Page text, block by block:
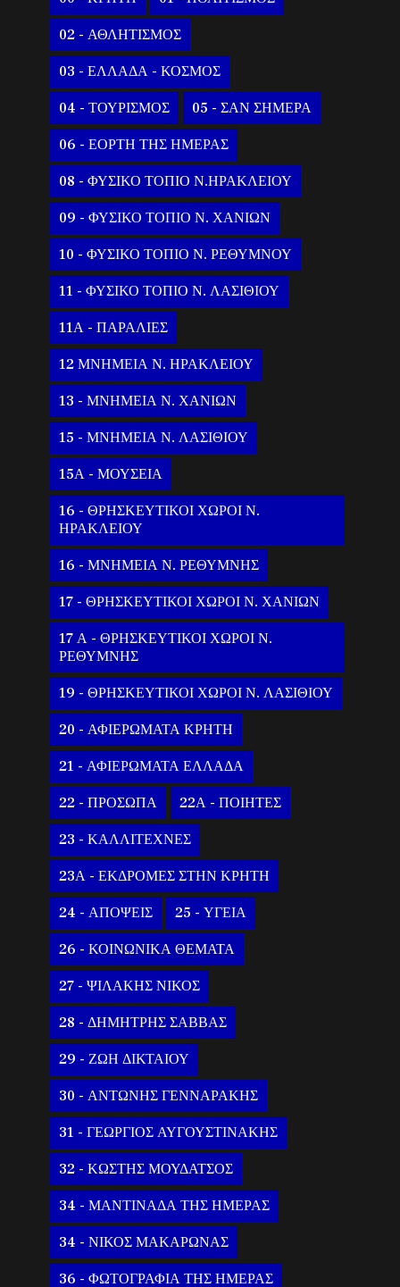
02 - ΑΘΛΗΤΙΣΜΟΣ
03 - ΕΛΛΑΔΑ - ΚΟΣΜΟΣ
04 - ΤΟΥΡΙΣΜΟΣ 05 - ΣΑΝ ΣΗΜΕΡΑ
06 - ΕΟΡΤΗ ΤΗΣ ΗΜΕΡΑΣ
08 - ΦΥΣΙΚΟ ΤΟΠΙΟ Ν.ΗΡΑΚΛΕΙΟΥ
09 - ΦΥΣΙΚΟ ΤΟΠΙΟ Ν. ΧΑΝΙΩΝ
10 - ΦΥΣΙΚΟ ΤΟΠΙΟ Ν. ΡΕΘΥΜΝΟΥ
11 - ΦΥΣΙΚΟ ΤΟΠΙΟ Ν. ΛΑΣΙΘΙΟΥ
11Α - ΠΑΡΑΛΙΕΣ
12 ΜΝΗΜΕΙΑ Ν. ΗΡΑΚΛΕΙΟΥ
13 - ΜΝΗΜΕΙΑ Ν. ΧΑΝΙΩΝ
15 - ΜΝΗΜΕΙΑ Ν. ΛΑΣΙΘΙΟΥ
15Α - ΜΟΥΣΕΙΑ
16 - ΘΡΗΣΚΕΥΤΙΚΟΙ ΧΩΡΟΙ Ν.
ΗΡΑΚΛΕΙΟΥ
16 - ΜΝΗΜΕΙΑ Ν. ΡΕΘΥΜΝΗΣ
17 - ΘΡΗΣΚΕΥΤΙΚΟΙ ΧΩΡΟΙ Ν. ΧΑΝΙΩΝ
17 Α - ΘΡΗΣΚΕΥΤΙΚΟΙ ΧΩΡΟΙ Ν.
ΡΕΘΥΜΝΗΣ
19 - ΘΡΗΣΚΕΥΤΙΚΟΙ ΧΩΡΟΙ Ν. ΛΑΣΙΘΙΟΥ
20 - ΑΦΙΕΡΩΜΑΤΑ ΚΡΗΤΗ
21 - ΑΦΙΕΡΩΜΑΤΑ ΕΛΛΑΔΑ
22 - ΠΡΟΣΩΠΑ 22Α - ΠΟΙΗΤΕΣ
23 - ΚΑΛΛΙΤΕΧΝΕΣ
23Α - ΕΚΔΡΟΜΕΣ ΣΤΗΝ ΚΡΗΤΗ
24 - ΑΠΟΨΕΙΣ 25 - ΥΓΕΙΑ
26 - ΚΟΙΝΩΝΙΚΑ ΘΕΜΑΤΑ
27 - ΨΙΛΑΚΗΣ ΝΙΚΟΣ
28 - ΔΗΜΗΤΡΗΣ ΣΑΒΒΑΣ
29 - ΖΩΗ ΔΙΚΤΑΙΟΥ
30 - ΑΝΤΩΝΗΣ ΓΕΝΝΑΡΑΚΗΣ
31 - ΓΕΩΡΓΙΟΣ ΑΥΓΟΥΣΤΙΝΑΚΗΣ
32 - ΚΩΣΤΗΣ ΜΟΥΔΑΤΣΟΣ
34 - ΜΑΝΤΙΝΑΔΑ ΤΗΣ ΗΜΕΡΑΣ
34 - ΝΙΚΟΣ ΜΑΚΑΡΩΝΑΣ
36 - ΦΩΤΟΓΡΑΦΙΑ ΤΗΣ ΗΜΕΡΑΣ